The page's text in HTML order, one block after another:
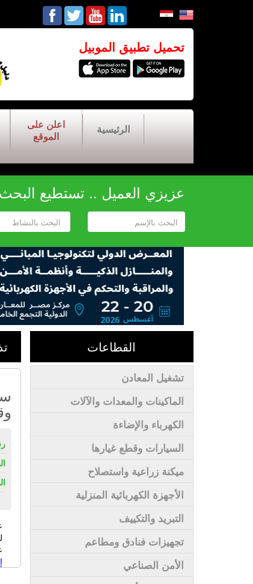
تحميل تطبيق الموبيل
الرئيسية
اعلن على
الموقع
عزيزي العميل .. تستطيع البحث
القطاعات
تشغيل المعادن
الماكينات والمعدات والآلات
الكهرباء والإضاءة
السيارات وقطع غيارها
ميكنة زراعية واستصلاح
الأجهزة الكهربائية المنزلية
التبريد والتكييف
تجهيزات فنادق ومطاعم
الأمن الصناعي